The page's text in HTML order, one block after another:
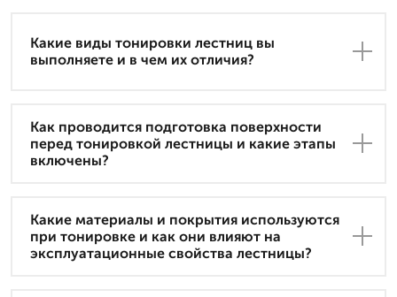
Какие виды тонировки лестниц вы
выполняете и в чем их отличия?
Как проводится подготовка поверхности
перед тонировкой лестницы и какие этапы
включены?
Какие материалы и покрытия используются
при тонировке и как они влияют на
эксплуатационные свойства лестницы?